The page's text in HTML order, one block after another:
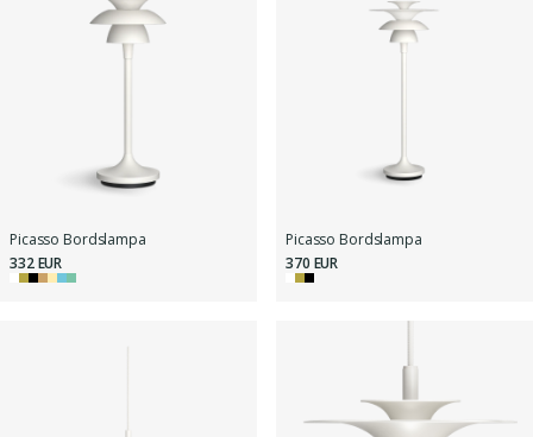
Picasso Bordslampa
332 EUR
Picasso Bordslampa
370 EUR